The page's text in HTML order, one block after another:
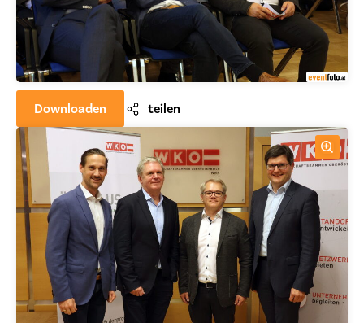
Downloaden teilen